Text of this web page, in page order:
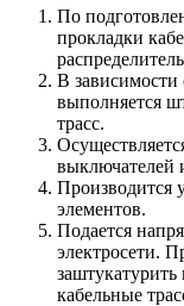
По
прокладки
В зависимости
выполняется
трасс.
выключателей
Производится
элементов.
Подается
электросети.
кабельные